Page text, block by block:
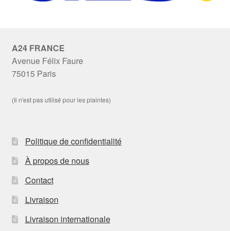
A24 FRANCE
Avenue Félix Faure
75015 Paris
(Il n'est pas utilisé pour les plaintes)
Politique de confidentialité
À propos de nous
Contact
Livraison
Livraison internationale